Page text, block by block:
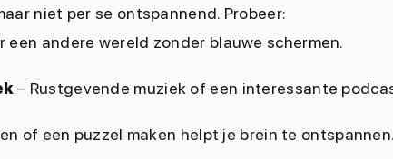
niet per se ontspannend. Probeer:
een andere wereld zonder blauwe schermen.
– Rustgevende muziek of een interessante
of een puzzel maken helpt je brein te ontspannen.